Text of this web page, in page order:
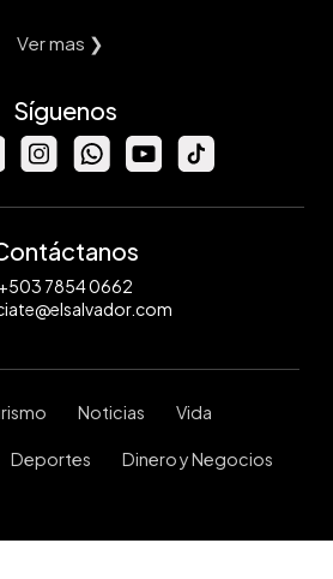
Ver mas ❯
Síguenos
+503 7854 0662
Noticias Vida
Deportes Dinero y Negocios